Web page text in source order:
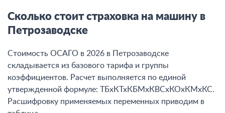
Сколько стоит страховка на машину в
Петрозаводске
Стоимость ОСАГО в 2026 в Петрозаводске
складывается из базового тарифа и группы
коэффициентов. Расчет выполняется по единой
утвержденной формуле: ТБхКТхКБМхКВСхКОхКМхКС.
Расшифровку применяемых переменных приводим в